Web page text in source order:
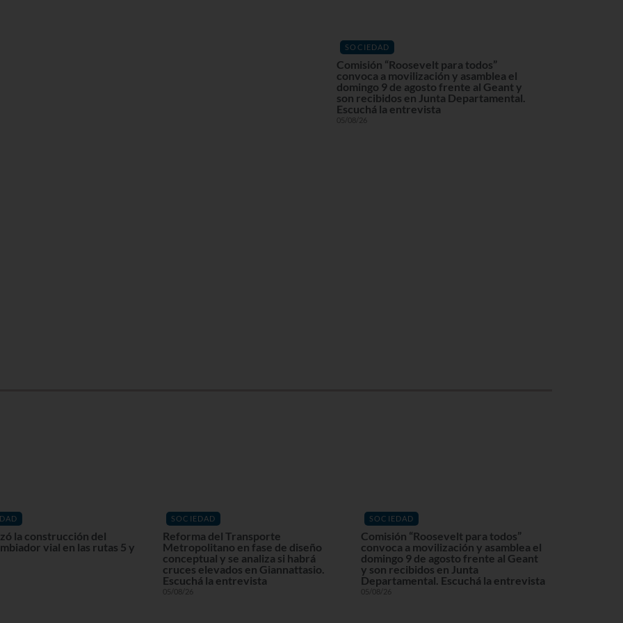
SOCIEDAD
Comisión “Roosevelt para todos”
convoca a movilización y asamblea el
domingo 9 de agosto frente al Geant y
son recibidos en Junta Departamental.
Escuchá la entrevista
05/08/26
la construcción del
vial en las rutas 5 y
SOCIEDAD
Reforma del Transporte
Metropolitano en fase de diseño
conceptual y se analiza si habrá
cruces elevados en Giannattasio.
Escuchá la entrevista
05/08/26
SOCIEDAD
Comisión “Roosevelt para todos”
convoca a movilización y asamblea el
domingo 9 de agosto frente al Geant
y son recibidos en Junta
Departamental. Escuchá la entrevista
05/08/26